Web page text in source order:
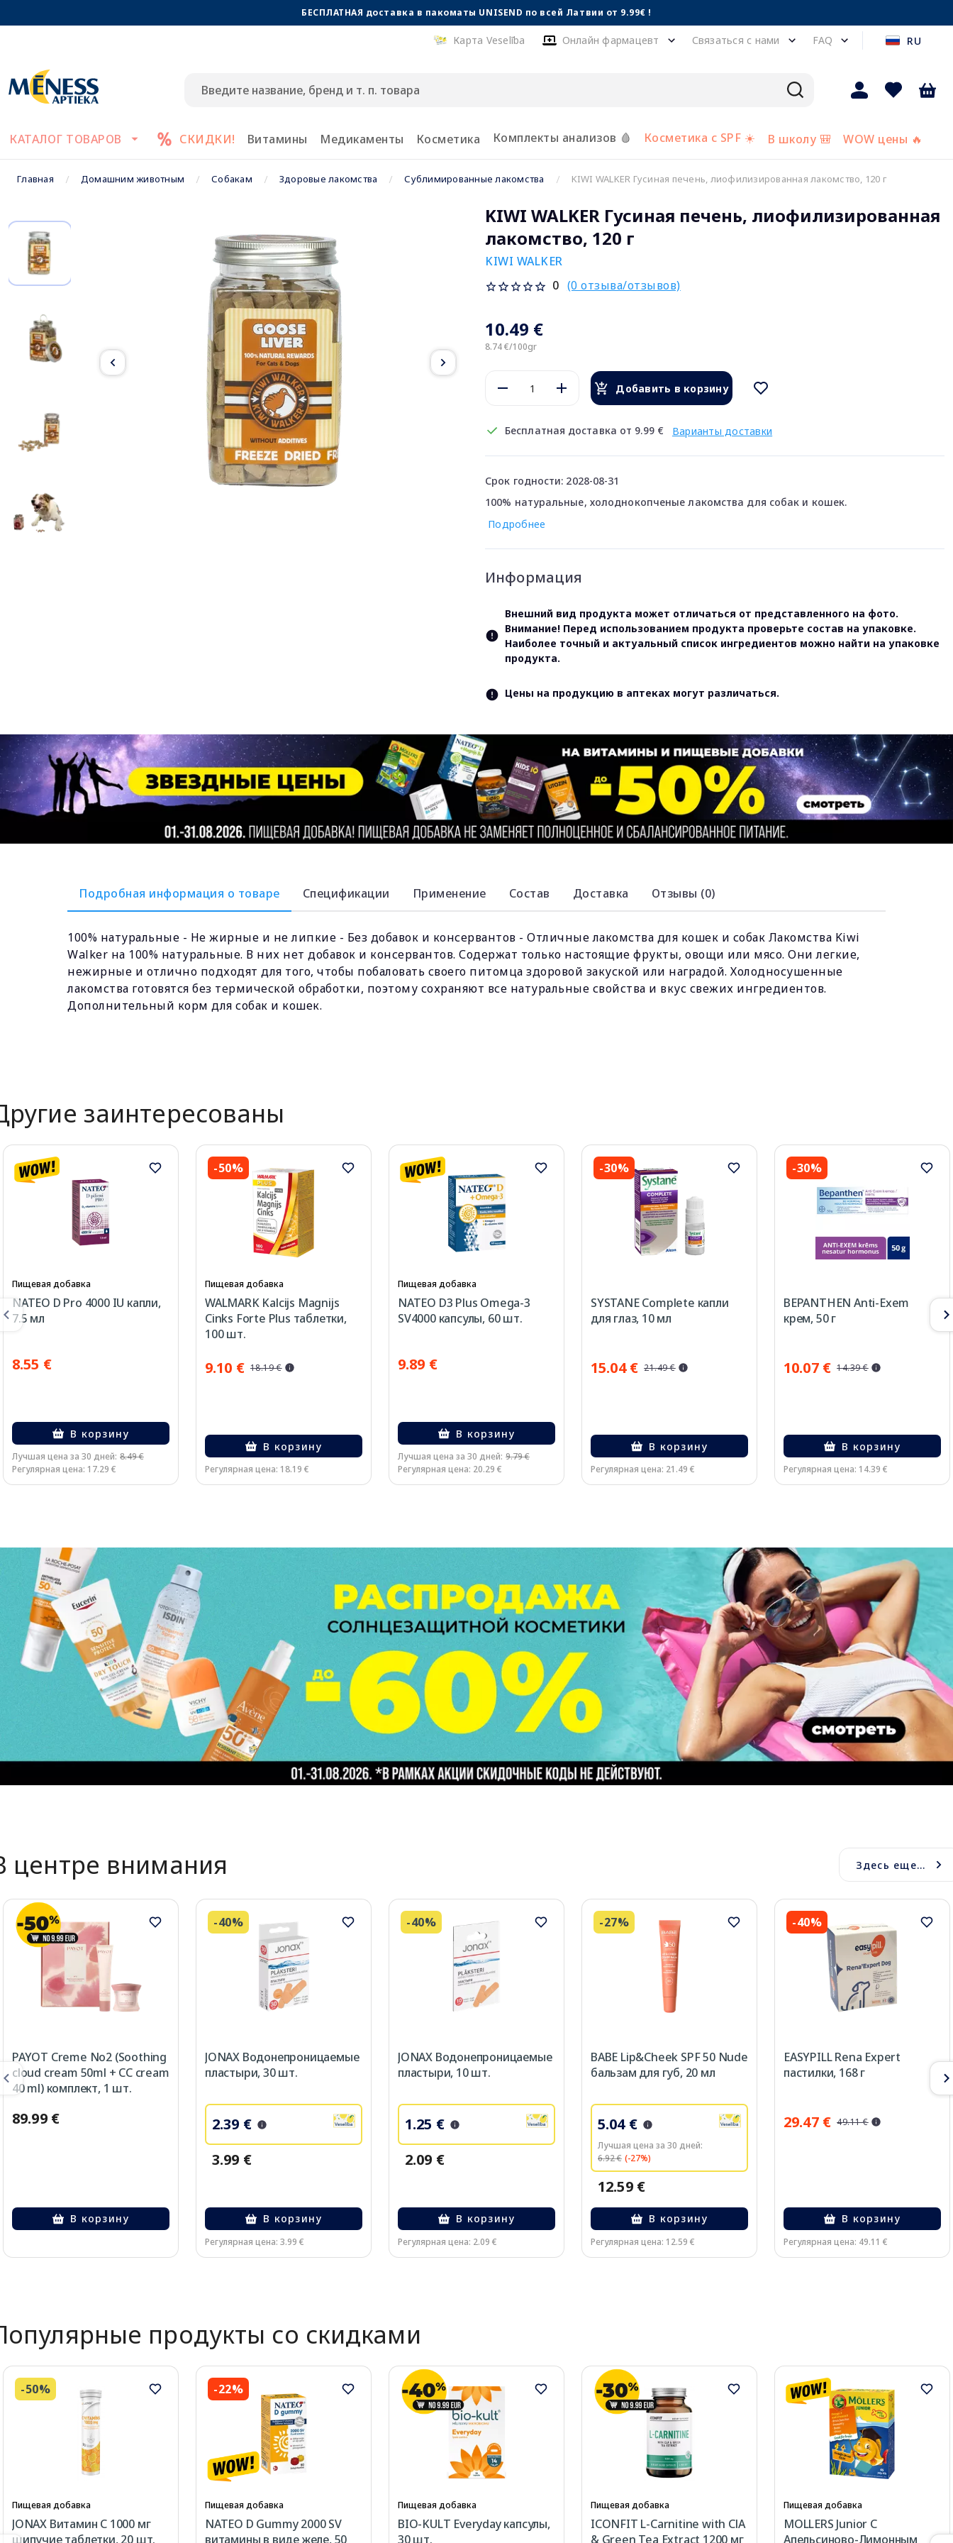
БЕСПЛАТНАЯ доставка в пакоматы UNISEND по всей Латвии от 9.99€ !
Карта Veselība Онлайн фармацевт Связаться с нами FAQ RU
КАТАЛОГ ТОВАРОВ СКИДКИ! Витамины Медикаменты Косметика Комплекты анализов 🩸 Косметика с SPF ☀️ В школу 🎒 WOW цены 🔥
Главная Домашним животным Собакам Здоровые лакомства Сублимированные лакомства KIWI WALKER Гусиная печень, лиофилизированная лакомство, 120 г
Item
KIWI WALKER Гусиная печень, лиофилизированная
лакомство, 120 г
KIWI WALKER
0 (0 отзыва/отзывов)
10.49 €
8.74 €/100gr
Добавить в корзину
Бесплатная доставка от 9.99 € Варианты доставки
Срок годности: 2028-08-31
100% натуральные, холоднокопченые лакомства для собак и кошек.
Подробнее
Информация
Внешний вид продукта может отличаться от представленного на фото.
Внимание! Перед использованием продукта проверьте состав на упаковке.
Наиболее точный и актуальный список ингредиентов можно найти на упаковке
продукта.
Цены на продукцию в аптеках могут различаться.
Подробная информация о товаре Спецификации Применение Состав Доставка Отзывы (0)
100% натуральные - Не жирные и не липкие - Без добавок и консервантов - Отличные лакомства для кошек и собак Лакомства Kiwi
Walker на 100% натуральные. В них нет добавок и консервантов. Содержат только настоящие фрукты, овощи или мясо. Они легкие,
нежирные и отлично подходят для того, чтобы побаловать своего питомца здоровой закуской или наградой. Холодносушенные
лакомства готовятся без термической обработки, поэтому сохраняют все натуральные свойства и вкус свежих ингредиентов.
Дополнительный корм для собак и кошек.
заинтересованы
Пищевая добавка
NATEO D Pro 4000 IU капли,
7.5 мл
8.55 €
В корзину
Лучшая цена за 30 дней: 8.49 €
Регулярная цена: 17.29 €
-50%
Пищевая добавка
WALMARK Kalcijs Magnijs
Cinks Forte Plus таблетки,
100 шт.
9.10 € 18.19 €
В корзину
Регулярная цена: 18.19 €
Пищевая добавка
NATEO D3 Plus Omega-3
SV4000 капсулы, 60 шт.
9.89 €
В корзину
Лучшая цена за 30 дней: 9.79 €
Регулярная цена: 20.29 €
-30%
SYSTANE Complete капли
для глаз, 10 мл
15.04 € 21.49 €
В корзину
Регулярная цена: 21.49 €
-30%
BEPANTHEN Anti-Exem
крем, 50 г
10.07 € 14.39 €
В корзину
Регулярная цена: 14.39 €
центре внимания Здесь еще...
PAYOT Creme No2 (Soothing
cloud cream 50ml + CC cream
40 ml) комплект, 1 шт.
89.99 €
В корзину
-40%
JONAX Водонепроницаемые
пластыри, 30 шт.
2.39 €
3.99 €
В корзину
Регулярная цена: 3.99 €
-40%
JONAX Водонепроницаемые
пластыри, 10 шт.
1.25 €
2.09 €
В корзину
Регулярная цена: 2.09 €
-27%
BABE Lip&Cheek SPF 50 Nude
бальзам для губ, 20 мл
5.04 €
Лучшая цена за 30 дней:
6.92 € (-27%)
12.59 €
В корзину
Регулярная цена: 12.59 €
-40%
EASYPILL Rena Expert
пастилки, 168 г
29.47 € 49.11 €
В корзину
Регулярная цена: 49.11 €
продукты со скидками
-50%
Пищевая добавка
JONAX Витамин С 1000 мг
шипучие таблетки, 20 шт.
-22%
Пищевая добавка
NATEO D Gummy 2000 SV
витамины в виде желе, 50
Пищевая добавка
BIO-KULT Everyday капсулы,
30 шт.
Пищевая добавка
ICONFIT L-Carnitine with ClA
& Green Tea Extract 1200 мг
Пищевая добавка
MOLLERS Junior C
Апельсиново-Лимонным